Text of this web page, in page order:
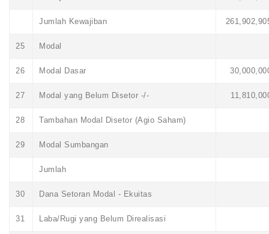
Jumlah Kewajiban
25 Modal
26 Modal Dasar
27 Modal yang Belum Disetor -/-
28 Tambahan Modal Disetor (Agio Saham)
29 Modal Sumbangan
Jumlah
30 Dana Setoran Modal - Ekuitas
31 Laba/Rugi yang Belum Direalisasi